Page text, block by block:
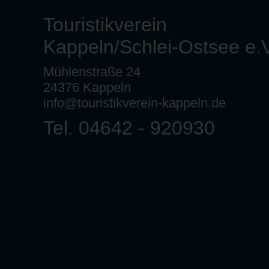
Touristikverein
Kappeln/Schlei-Ostsee
Mühlenstraße 24
24376 Kappeln
info@touristikverein-kappeln.de
Tel. 04642 - 920930